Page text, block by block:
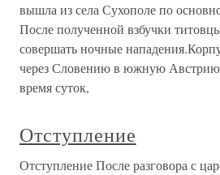
вышла из села Сухополе по
После полученной взбучки
совершать ночные
через Словению в южную
время суток,
Отступление
Отступление После разговора с